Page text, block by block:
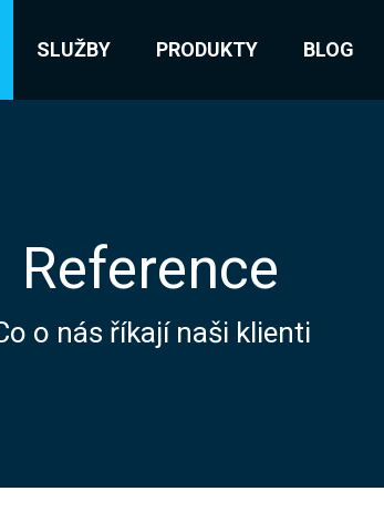
SLUŽBY PRODUKTY BLOG
Reference
o nás říkají naši klienti